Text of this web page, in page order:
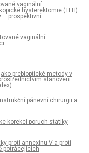
vaginální
hysterektomie (TLH)
– prospektivní
vaginální
prebioptické metody v
stanovení
pánevní chirurgii a
korekci poruch statiky
proti annexinu V a proti
potrácejících